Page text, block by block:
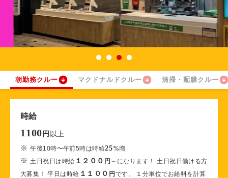
朝勤務クルー マクドナルドクルー 清掃・配膳クルー
時給
1100 円 以上
※午後10時〜午前5時は時給25%増
※ 土日祝日は時給 １２００ 円 ～になります！ 土日祝日働ける方
大募集！ 平日は時給 １１００ 円です。 １分単位でお給料を計算